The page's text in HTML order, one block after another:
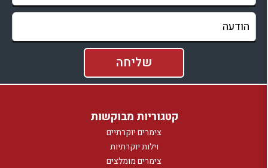
קטגוריות מבוקשות
צימרים יוקרתיים
וילות יוקרתיות
צימרים מומלצים